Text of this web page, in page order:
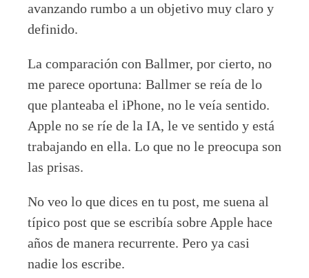
avanzando rumbo a un objetivo muy claro y
definido.
La comparación con Ballmer, por cierto, no
me parece oportuna: Ballmer se reía de lo
que planteaba el iPhone, no le veía sentido.
Apple no se ríe de la IA, le ve sentido y está
trabajando en ella. Lo que no le preocupa son
las prisas.
No veo lo que dices en tu post, me suena al
típico post que se escribía sobre Apple hace
años de manera recurrente. Pero ya casi
nadie los escribe.